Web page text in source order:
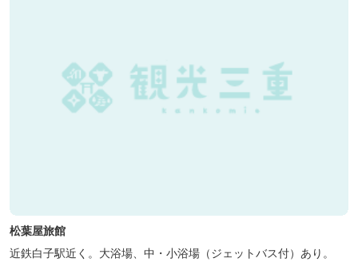
松葉屋旅館
近鉄白子駅近く。大浴場、中・小浴場（ジェットバス付）あり。